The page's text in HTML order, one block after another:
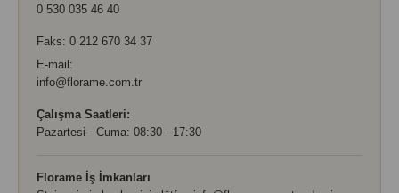
0 530 035 46 40
Faks: 0 212 670 34 37
E-mail:
info@florame.com.tr
Çalışma Saatleri:
Pazartesi - Cuma: 08:30 - 17:30
Florame İş İmkanları